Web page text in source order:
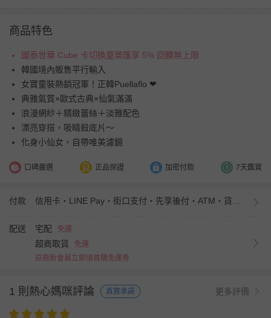
商品特色
國泰世華 Cube 卡切換童樂匯享 5% 回饋無上限
韓國境內販售平行輸入
女寶童裝熱銷冠軍！正韓Puellaflo ❤
典雅氣質×歐式古典×仙氣滿滿
浪漫網紗＋精緻蕾絲＋淡雅配色
漂亮穿搭，吸睛殺底片～
化身小仙女，自帶唯美濾鏡
口碑嚴選 正品保證 加密付款 7天鑑賞
付款
配送 宅配 免運
超商取貨
免運
註冊新會員立即領首購免運券
1 則熱心媽咪評論 真實承諾 更多評價